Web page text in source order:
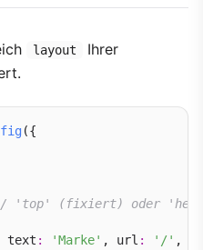
layout Ihrer
({
'top' (fixiert) oder
text : 'Marke' , url : '/' ,